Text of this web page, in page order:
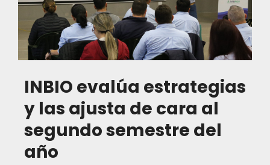
INBIO evalúa estrategias
y las ajusta de cara al
segundo semestre del
año